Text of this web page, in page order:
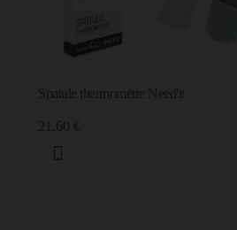
Spatule thermomètre Need'it
21,60 €